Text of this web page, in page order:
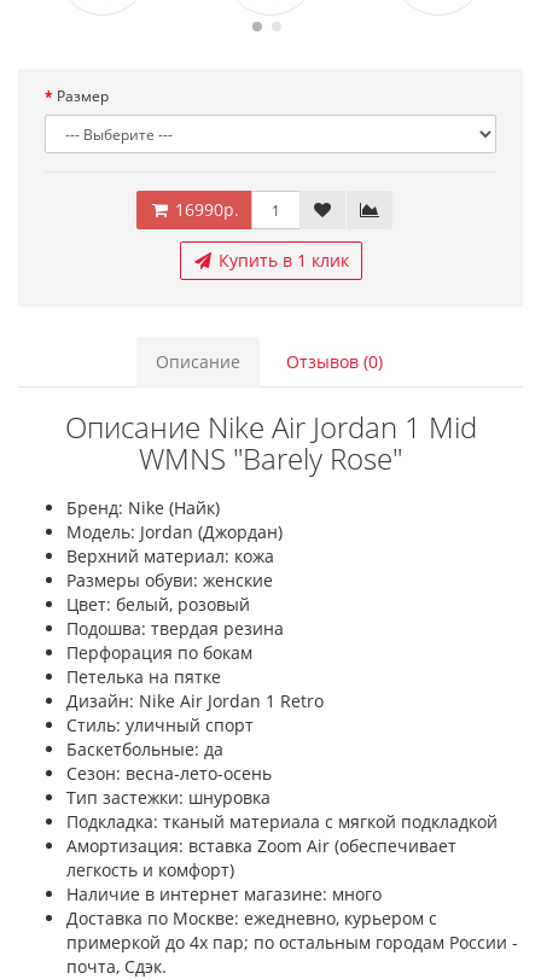
Размер
16990р.
Купить в 1 клик
Описание Отзывов (0)
Описание Nike Air Jordan 1 Mid
WMNS "Barely Rose"
Бренд: Nike (Найк)
Модель: Jordan (Джордан)
Верхний материал: кожа
Размеры обуви: женские
Цвет: белый, розовый
Подошва: твердая резина
Перфорация по бокам
Петелька на пятке
Дизайн: Nike Air Jordan 1 Retro
Стиль: уличный спорт
Баскетбольные: да
Сезон: весна-лето-осень
Тип застежки: шнуровка
Подкладка: тканый материала с мягкой подкладкой
Амортизация: вставка Zoom Air (обеспечивает
легкость и комфорт)
Наличие в интернет магазине: много
Доставка по Москве: ежедневно, курьером с
примеркой до 4х пар; по остальным городам России -
почта, Сдэк.